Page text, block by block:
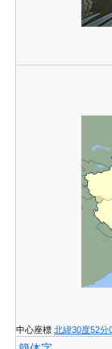
中心座標 北緯30度52分